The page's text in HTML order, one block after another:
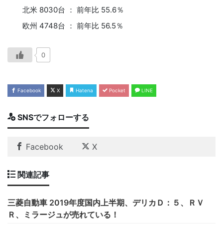
北米 8030台 ： 前年比 55.6％
欧州 4748台 ： 前年比 56.5％
0
Facebook X Hatena Pocket LINE
SNSでフォローする
Facebook X
関連記事
三菱自動車 2019年度国内上半期、デリカＤ：５、ＲＶ
Ｒ、ミラージュが売れている！